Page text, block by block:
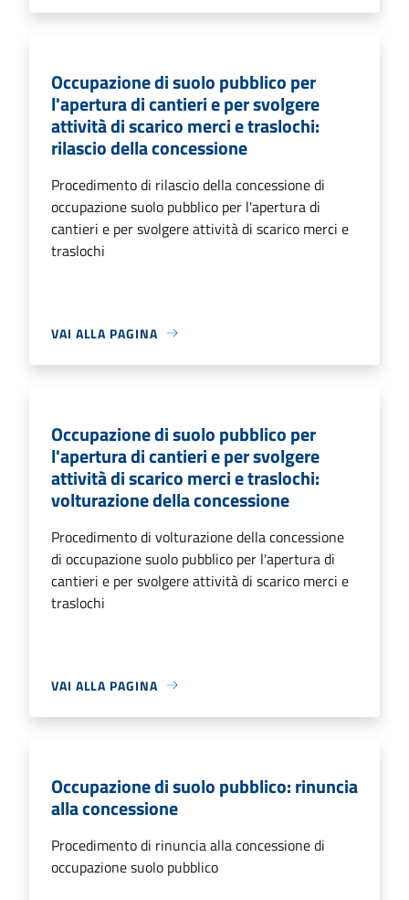
Occupazione di suolo pubblico per
l'apertura di cantieri e per svolgere
attività di scarico merci e traslochi:
rilascio della concessione
Procedimento di rilascio della concessione di
occupazione suolo pubblico per l'apertura di
cantieri e per svolgere attività di scarico merci e
traslochi
VAI ALLA PAGINA
Occupazione di suolo pubblico per
l'apertura di cantieri e per svolgere
attività di scarico merci e traslochi:
volturazione della concessione
Procedimento di volturazione della concessione
di occupazione suolo pubblico per l'apertura di
cantieri e per svolgere attività di scarico merci e
traslochi
VAI ALLA PAGINA
Occupazione di suolo pubblico: rinuncia
alla concessione
Procedimento di rinuncia alla concessione di
occupazione suolo pubblico